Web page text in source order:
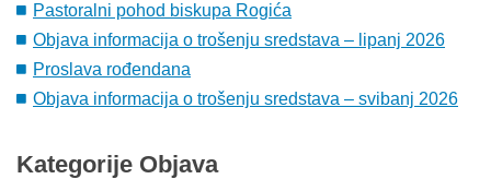
Pastoralni pohod biskupa Rogića
Objava informacija o trošenju sredstava – lipanj 2026
Proslava rođendana
Objava informacija o trošenju sredstava – svibanj 2026
Kategorije Objava